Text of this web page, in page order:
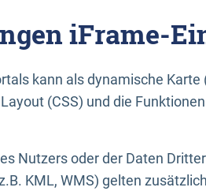
iFrame-
kann als dynamische
(CSS) und die
Nutzers oder der Daten
KML, WMS) gelten